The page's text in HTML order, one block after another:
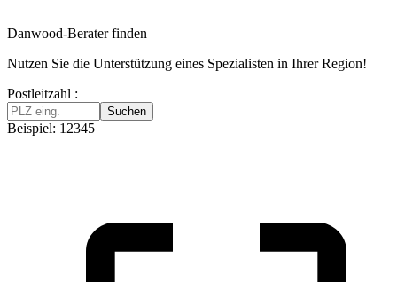
Danwood-Berater finden
Nutzen Sie die Unterstützung eines Spezialisten in Ihrer Region!
Postleitzahl :
Suchen
Beispiel: 12345